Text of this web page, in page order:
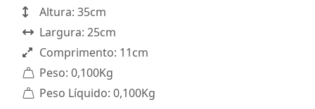
Altura: 35cm
Largura: 25cm
Comprimento: 11cm
Peso: 0,100Kg
Peso Líquido: 0,100Kg